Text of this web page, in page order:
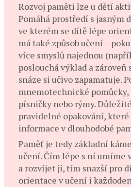
Rozvoj paměti lze u dětí
Pomáhá prostředí s jasným
ve kterém se dítě lépe
má také způsob učení –
více smyslů najednou
poslouchá výklad a zároveň
snáze si učivo zapamatuje.
mnemotechnické pomůcky,
písničky nebo rýmy.
pravidelné opakování,
informace v dlouhodobé
Paměť je tedy základní
učení. Čím lépe s ní umíme
a rozvíjet ji, tím snazší pro
orientace v učení i